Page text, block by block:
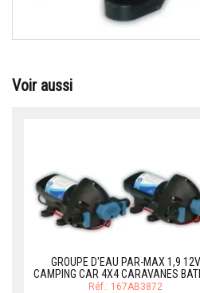
Voir aussi
GROUPE D'EAU PAR-MAX 1,9 12V
CAMPING CAR 4X4 CARAVANES
Réf.: 167AB3872